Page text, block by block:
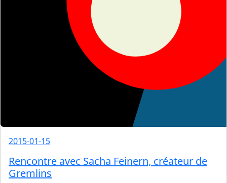
2015-01-15
Rencontre avec Sacha Feinern, créateur de
Gremlins